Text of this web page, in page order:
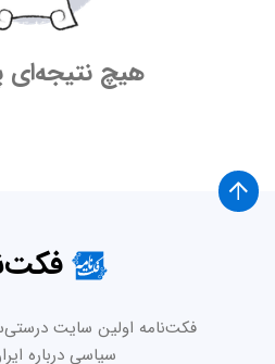
هیچ نتیجه‌ای
فکت‌نامه اولین سایت
سیاسی درباره